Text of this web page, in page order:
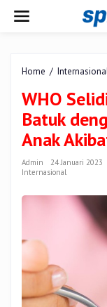
Home /
WHO
Batuk
Anak
Admin
24 Januari 2023
Internasional